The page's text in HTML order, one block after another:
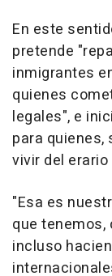
En este
pretende
inmigrantes
quienes
legales", e
para quienes,
vivir del
"Esa es
que
incluso